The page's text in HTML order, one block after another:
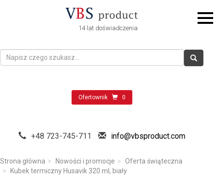
14 lat doświadczenia
Ofertownik 0
+48 723-745-711 info@vbsproduct.com
Strona główna Nowości i promocje
Oferta świąteczna
Kubek termiczny Husavik 320 ml, biały